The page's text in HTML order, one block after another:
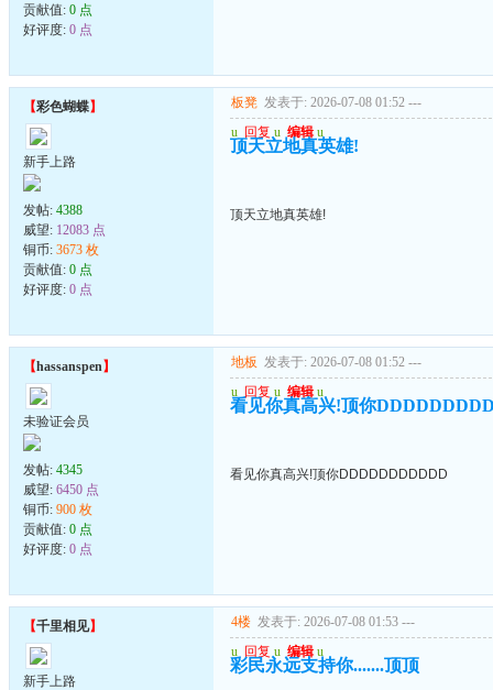
贡献值: 0 点
好评度: 0 点
【彩色蝴蝶】
新手上路
发帖: 4388
威望: 12083 点
铜币: 3673 枚
贡献值: 0 点
好评度: 0 点
板凳 发表于: 2026-07-08 01:52 ---
u 回复 u 编辑 u
顶天立地真英雄!
顶天立地真英雄!
【hassanspen】
未验证会员
发帖: 4345
威望: 6450 点
铜币: 900 枚
贡献值: 0 点
好评度: 0 点
地板 发表于: 2026-07-08 01:52 ---
u 回复 u 编辑 u
看见你真高兴!顶你
看见你真高兴!顶你DDDDDDDDDDD
【千里相见】
新手上路
4楼 发表于: 2026-07-08 01:53 ---
u 回复 u 编辑 u
彩民永远支持你.......顶顶